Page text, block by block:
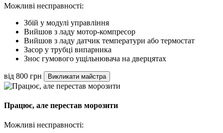
Можливі несправності:
Збій у модулі управління
Вийшов з ладу мотор-компресор
Вийшов з ладу датчик температури або термостат
Засор у трубці випарника
Знос гумового ущільнювача на дверцятах
від 800 грн Викликати майстра
Працює, але перестав морозити
Можливі несправності: